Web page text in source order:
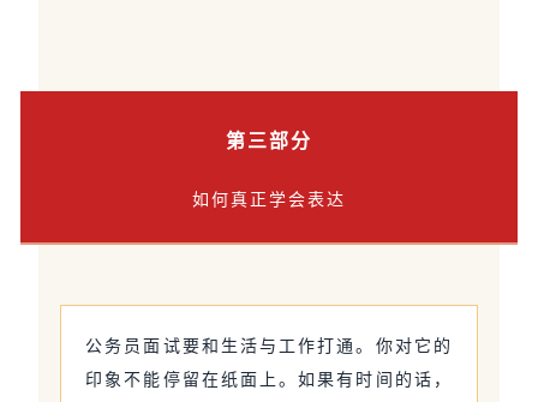
第三部分
如何真正学会表达
公务员面试要和生活与工作打通。你对它的
印象不能停留在纸面上。如果有时间的话，